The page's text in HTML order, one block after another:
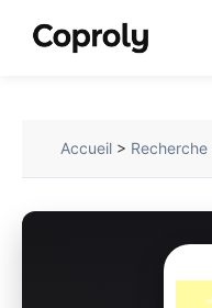
Accueil > Recherche